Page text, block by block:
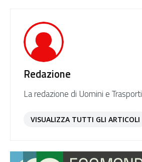
Redazione
La redazione di Uomini e Trasporti
VISUALIZZA TUTTI GLI ARTICOLI